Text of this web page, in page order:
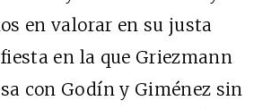
en valorar en su justa
en la que Griezmann
con Godín y Giménez sin